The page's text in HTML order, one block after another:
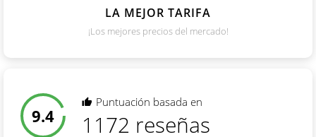
LA MEJOR TARIFA
¡Los mejores precios del mercado!
9.4
Puntuación basada en
1172 reseñas